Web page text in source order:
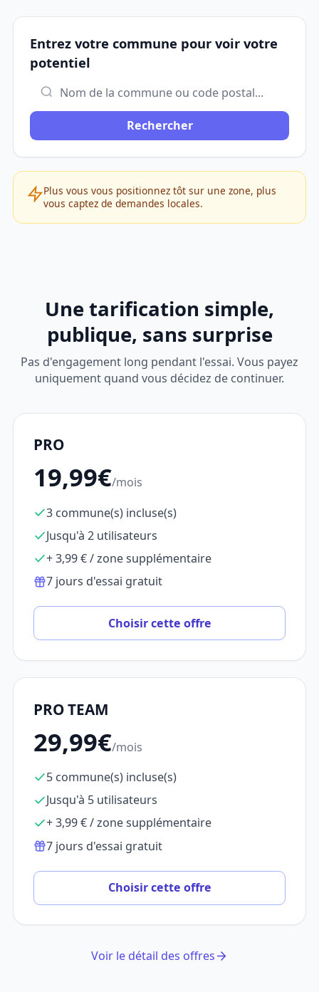
Entrez votre commune pour voir votre
potentiel
Rechercher
Plus vous vous positionnez tôt sur une zone, plus
vous captez de demandes locales.
Une tarification simple,
publique, sans surprise
Pas d'engagement long pendant l'essai. Vous payez
uniquement quand vous décidez de continuer.
PRO
19,99€/mois
3 commune(s) incluse(s)
Jusqu'à 2 utilisateurs
+ 3,99 € / zone supplémentaire
7 jours d'essai gratuit
Choisir cette offre
PRO TEAM
29,99€/mois
5 commune(s) incluse(s)
Jusqu'à 5 utilisateurs
+ 3,99 € / zone supplémentaire
7 jours d'essai gratuit
Choisir cette offre
Voir le détail des offres